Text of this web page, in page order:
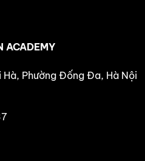
ACADEMY
Hà, Phường Đống Đa, Hà Nội